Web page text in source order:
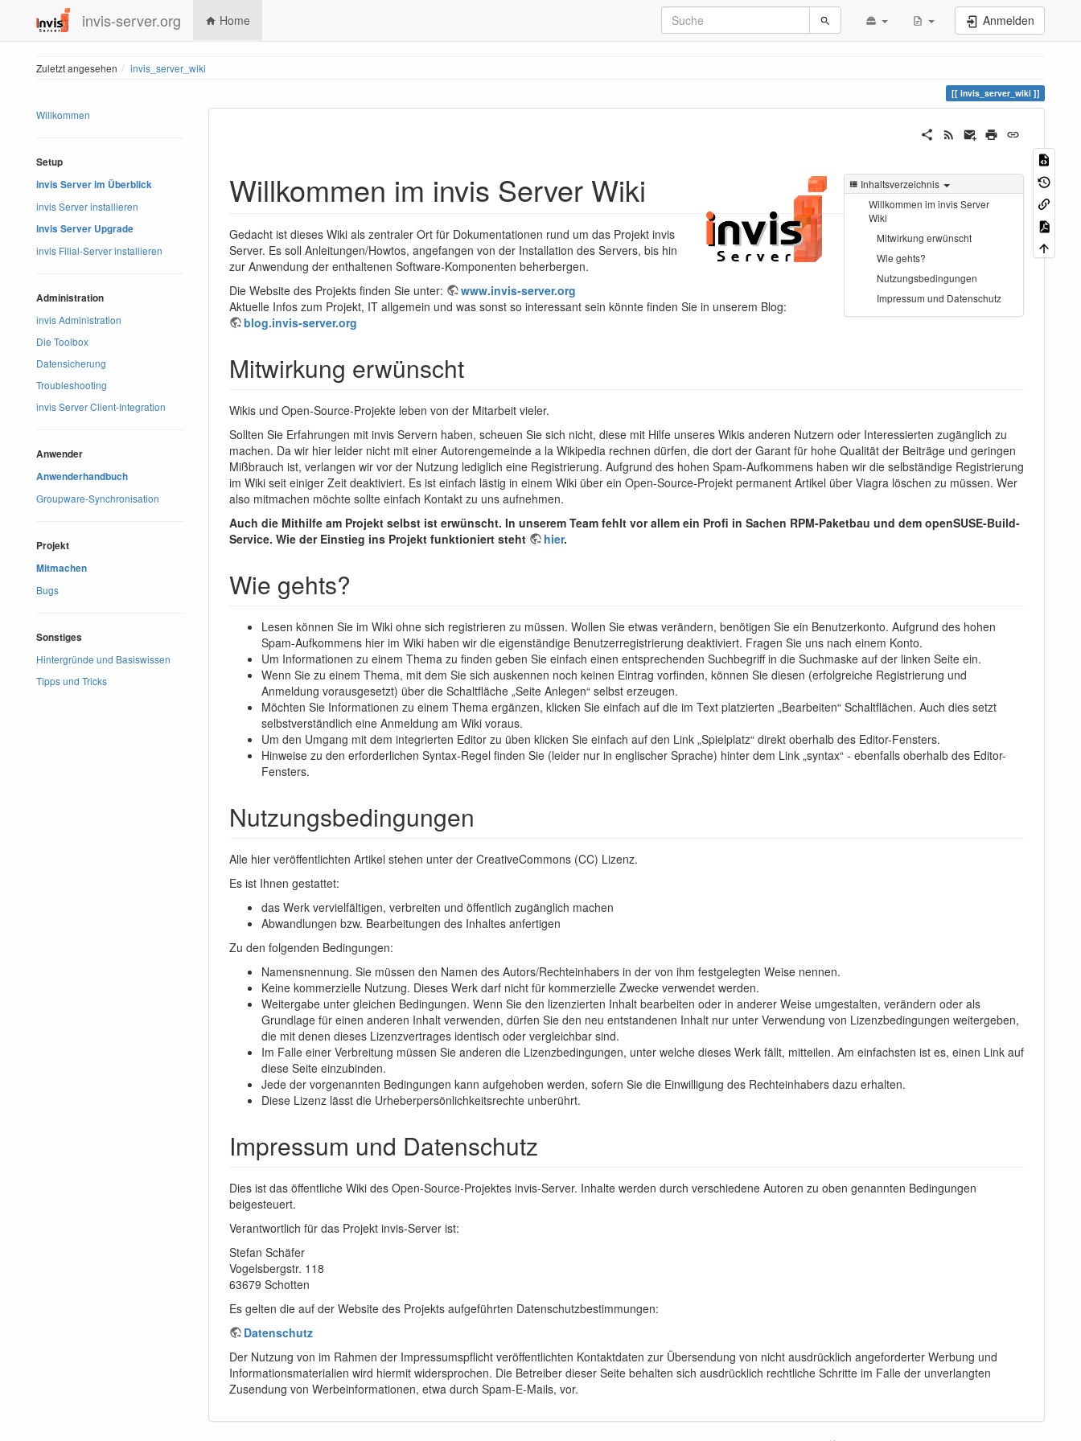
invis-server.org Home Anmelden
Zuletzt angesehen invis_server_wiki
invis_server_wiki
Willkommen
Setup
invis Server im Überblick
invis Server installieren
invis Server Upgrade
invis Filial-Server installieren
Administration
invis Administration
Die Toolbox
Datensicherung
Troubleshooting
invis Server Client-Integration
Anwender
Anwenderhandbuch
Groupware-Synchronisation
Projekt
Mitmachen
Bugs
Sonstiges
Hintergründe und Basiswissen
Tipps und Tricks
Inhaltsverzeichnis
Willkommen im invis Server
Wiki
Mitwirkung erwünscht
Wie gehts?
Nutzungsbedingungen
Impressum und Datenschutz
Willkommen im invis Server Wiki
Gedacht ist dieses Wiki als zentraler Ort für Dokumentationen rund um das Projekt invis
Server. Es soll Anleitungen/Howtos, angefangen von der Installation des Servers, bis hin
zur Anwendung der enthaltenen Software-Komponenten beherbergen.
Die Website des Projekts finden Sie unter:
www.invis-server.org
Aktuelle Infos zum Projekt, IT allgemein und was sonst so interessant sein könnte finden Sie in unserem Blog:
blog.invis-server.org
Mitwirkung erwünscht
Wikis und Open-Source-Projekte leben von der Mitarbeit vieler.
Sollten Sie Erfahrungen mit invis Servern haben, scheuen Sie sich nicht, diese mit Hilfe unseres Wikis anderen Nutzern oder Interessierten zugänglich zu
machen. Da wir hier leider nicht mit einer Autorengemeinde a la Wikipedia rechnen dürfen, die dort der Garant für hohe Qualität der Beiträge und geringen
Mißbrauch ist, verlangen wir vor der Nutzung lediglich eine Registrierung. Aufgrund des hohen Spam-Aufkommens haben wir die selbständige Registrierung
im Wiki seit einiger Zeit deaktiviert. Es ist einfach lästig in einem Wiki über ein Open-Source-Projekt permanent Artikel über Viagra löschen zu müssen. Wer
also mitmachen möchte sollte einfach Kontakt zu uns aufnehmen.
Auch die Mithilfe am Projekt selbst ist erwünscht. In unserem Team fehlt vor allem ein Profi in Sachen RPM-Paketbau und dem openSUSE-Build-
Service. Wie der Einstieg ins Projekt funktioniert steht
hier.
Wie gehts?
Lesen können Sie im Wiki ohne sich registrieren zu müssen. Wollen Sie etwas verändern, benötigen Sie ein Benutzerkonto. Aufgrund des hohen
Spam-Aufkommens hier im Wiki haben wir die eigenständige Benutzerregistrierung deaktiviert. Fragen Sie uns nach einem Konto.
Um Informationen zu einem Thema zu finden geben Sie einfach einen entsprechenden Suchbegriff in die Suchmaske auf der linken Seite ein.
Wenn Sie zu einem Thema, mit dem Sie sich auskennen noch keinen Eintrag vorfinden, können Sie diesen (erfolgreiche Registrierung und
Anmeldung vorausgesetzt) über die Schaltfläche „Seite Anlegen“ selbst erzeugen.
Möchten Sie Informationen zu einem Thema ergänzen, klicken Sie einfach auf die im Text platzierten „Bearbeiten“ Schaltflächen. Auch dies setzt
selbstverständlich eine Anmeldung am Wiki voraus.
Um den Umgang mit dem integrierten Editor zu üben klicken Sie einfach auf den Link „Spielplatz“ direkt oberhalb des Editor-Fensters.
Hinweise zu den erforderlichen Syntax-Regel finden Sie (leider nur in englischer Sprache) hinter dem Link „syntax“ - ebenfalls oberhalb des Editor-
Fensters.
Nutzungsbedingungen
Alle hier veröffentlichten Artikel stehen unter der CreativeCommons (CC) Lizenz.
Es ist Ihnen gestattet:
das Werk vervielfältigen, verbreiten und öffentlich zugänglich machen
Abwandlungen bzw. Bearbeitungen des Inhaltes anfertigen
Zu den folgenden Bedingungen:
Namensnennung. Sie müssen den Namen des Autors/Rechteinhabers in der von ihm festgelegten Weise nennen.
Keine kommerzielle Nutzung. Dieses Werk darf nicht für kommerzielle Zwecke verwendet werden.
Weitergabe unter gleichen Bedingungen. Wenn Sie den lizenzierten Inhalt bearbeiten oder in anderer Weise umgestalten, verändern oder als
Grundlage für einen anderen Inhalt verwenden, dürfen Sie den neu entstandenen Inhalt nur unter Verwendung von Lizenzbedingungen weitergeben,
die mit denen dieses Lizenzvertrages identisch oder vergleichbar sind.
Im Falle einer Verbreitung müssen Sie anderen die Lizenzbedingungen, unter welche dieses Werk fällt, mitteilen. Am einfachsten ist es, einen Link auf
diese Seite einzubinden.
Jede der vorgenannten Bedingungen kann aufgehoben werden, sofern Sie die Einwilligung des Rechteinhabers dazu erhalten.
Diese Lizenz lässt die Urheberpersönlichkeitsrechte unberührt.
Impressum und Datenschutz
Dies ist das öffentliche Wiki des Open-Source-Projektes invis-Server. Inhalte werden durch verschiedene Autoren zu oben genannten Bedingungen
beigesteuert.
Verantwortlich für das Projekt invis-Server ist:
Stefan Schäfer
Vogelsbergstr. 118
63679 Schotten
Es gelten die auf der Website des Projekts aufgeführten Datenschutzbestimmungen:
Datenschutz
Der Nutzung von im Rahmen der Impressumspflicht veröffentlichten Kontaktdaten zur Übersendung von nicht ausdrücklich angeforderter Werbung und
Informationsmaterialien wird hiermit widersprochen. Die Betreiber dieser Seite behalten sich ausdrücklich rechtliche Schritte im Falle der unverlangten
Zusendung von Werbeinformationen, etwa durch Spam-E-Mails, vor.